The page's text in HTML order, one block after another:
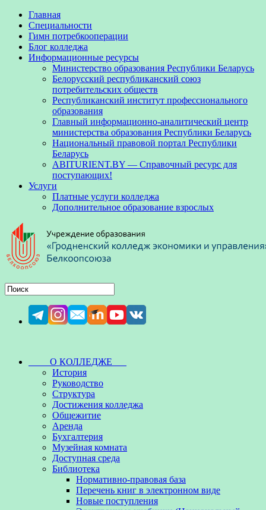
Главная
Специальности
Гимн потребкооперации
Блог колледжа
Информационные ресурсы
Министерство образования Республики Беларусь
Белорусский республиканский союз
потребительских обществ
Республиканский институт профессионального
образования
Главный информационно-аналитический центр
министерства образования Республики Беларусь
Национальный правовой портал Республики
Беларусь
ABITURIENT.BY — Справочный ресурс для
поступающих!
Услуги
Платные услуги колледжа
Дополнительное образование взрослых
О КОЛЛЕДЖЕ
История
Руководство
Структура
Достижения колледжа
Общежитие
Аренда
Бухгалтерия
Музейная комната
Доступная среда
Библиотека
Нормативно-правовая база
Перечень книг в электронном виде
Новые поступления